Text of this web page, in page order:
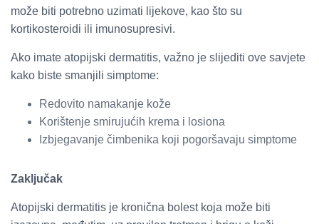
može biti potrebno uzimati lijekove, kao što su
kortikosteroidi ili imunosupresivi.
Ako imate atopijski dermatitis, važno je slijediti ove savjete
kako biste smanjili simptome:
Redovito namakanje kože
Korištenje smirujućih krema i losiona
Izbjegavanje čimbenika koji pogoršavaju simptome
Zaključak
Atopijski dermatitis je kronična bolest koja može biti